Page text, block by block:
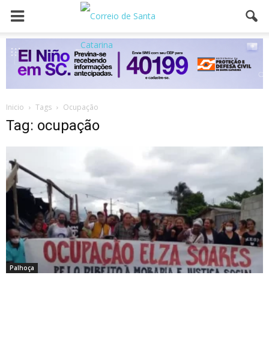
Inicio Tags Ocupação
Tag: ocupação
Palhoça